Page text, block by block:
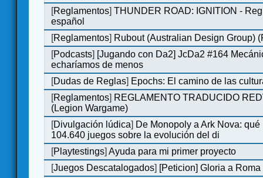
[Reglamentos]THUNDER ROAD: IGNITION -
español
[Reglamentos] Rubout (Australian Design Group)
[Podcasts] [Jugando con Da2] JcDa2 #164
echaríamos de menos
[Dudas de Reglas] Epochs: El camino de las
[Reglamentos] REGLAMENTO TRADUCIDO
(Legion Wargame)
[Divulgación lúdica] De Monopoly a Ark Nova:
104.640 juegos sobre la evolución del di
[Playtestings]Ayuda para mi primer proyecto
[Juegos Descatalogados] [Peticion] Gloria a Roma